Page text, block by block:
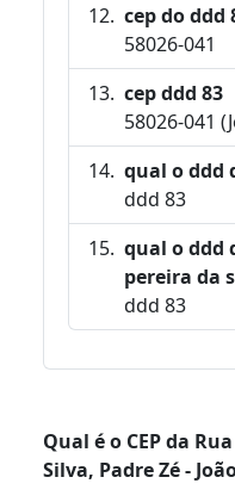
cep do ddd
58026-041
cep ddd 83
58026-041
qual o ddd
ddd 83
qual o ddd
pereira da
ddd 83
Qual é o CEP da
Silva, Padre Zé -